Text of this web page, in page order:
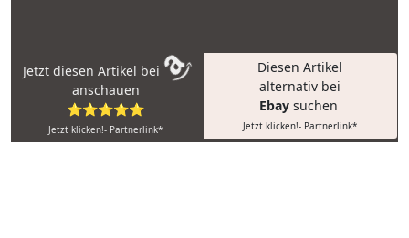
Jetzt diesen Artikel bei
anschauen
⭐⭐⭐⭐⭐
Jetzt klicken!- Partnerlink*
Diesen Artikel
alternativ bei
Ebay suchen
Jetzt klicken!- Partnerlink*